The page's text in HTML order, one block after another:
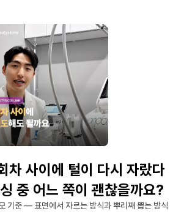
차 사이에 털이 다시 자랐다
중 어느 쪽이 괜찮을까요?
기준 — 표면에서 자르는 방식과 뿌리째 뽑는 방식